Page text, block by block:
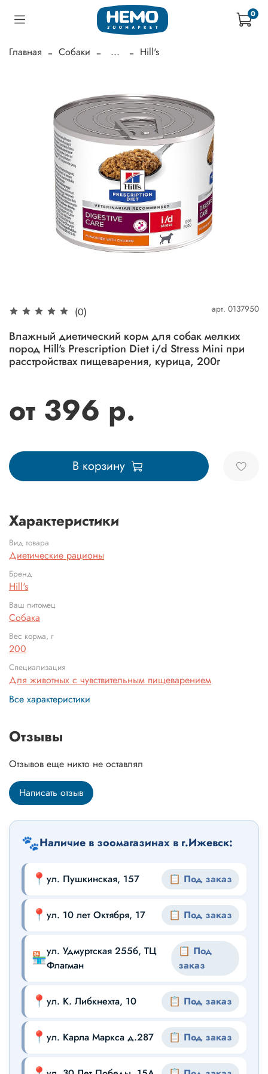
0
Главная Собаки ... Hill's
(0) арт. 0137950
Влажный диетический корм для собак мелких
пород Hill's Prescription Diet i/d Stress Mini при
расстройствах пищеварения, курица, 200г
от 396 р.
В корзину
Характеристики
Вид товара
Диетические рационы
Бренд
Hill's
Ваш питомец
Собака
Вес корма, г
200
Специализация
Для животных с чувствительным пищеварением
Все характеристики
Отзывы
Отзывов еще никто не оставлял
Написать отзыв
🐾Наличие в зоомагазинах в г.Ижевск:
📍 ул. Пушкинская, 157 📋 Под заказ
📍 ул. 10 лет Октября, 17 📋 Под заказ
🏪ул. Удмуртская 255б, ТЦ
Флагман
📋 Под
заказ
📍 ул. К. Либкнехта, 10 📋 Под заказ
📍 ул. Карла Маркса д.287 📋 Под заказ